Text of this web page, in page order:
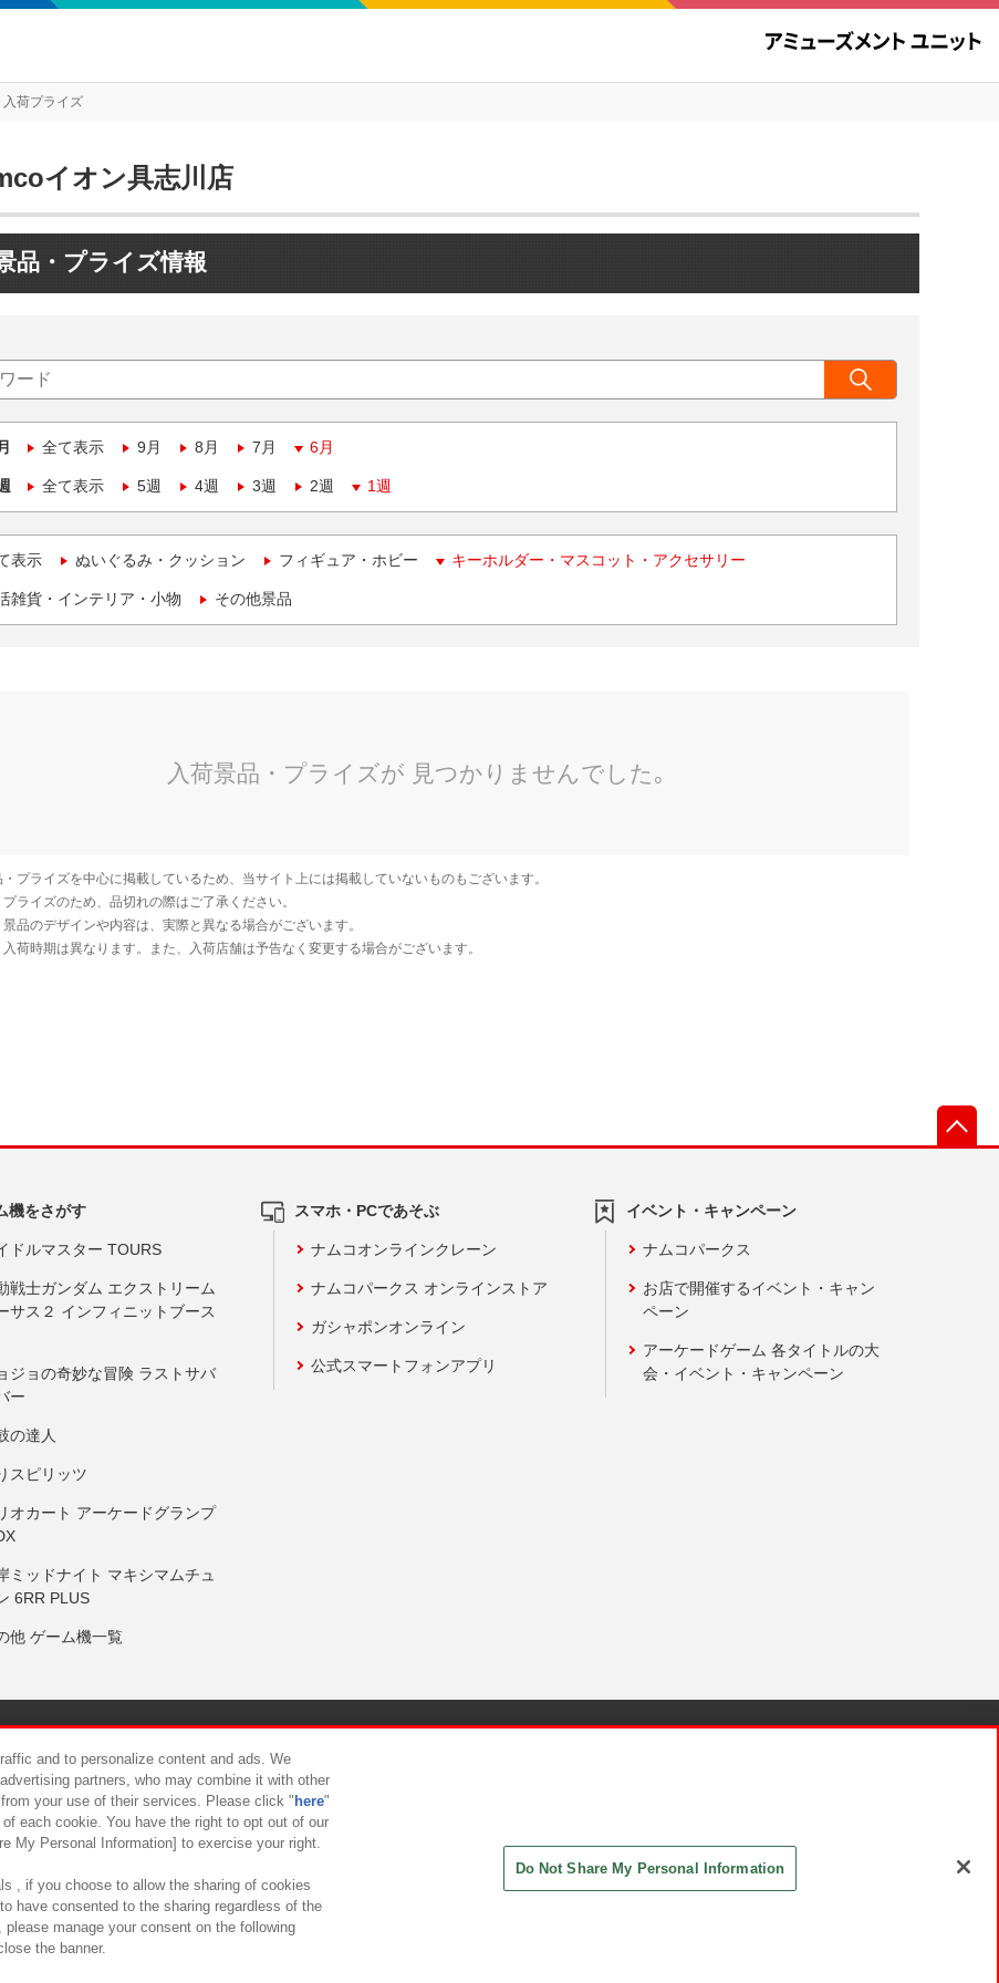
入荷プライズ
イオン具志川店
品・プライズ情報
全て表示 9月 8月 7月 6月
全て表示 5週 4週 3週 2週 1週
表示 ぬいぐるみ・クッション フィギュア・ホビー キーホルダー・マスコット・アクセサリー
雑貨・インテリア・小物 その他景品
機をさがす
ドルマスター TOURS
戦士ガンダム エクストリーム
サス２ インフィニットブース
ジョの奇妙な冒険 ラストサバ
ー
の達人
スピリッツ
オカート アーケードグランプ
ミッドナイト マキシマムチュ
6RR PLUS
他 ゲーム機一覧
スマホ・PCであそぶ
ナムコオンラインクレーン
ナムコパークス オンラインストア
ガシャポンオンライン
公式スマートフォンアプリ
イベント・キャンペーン
ナムコパークス
お店で開催するイベント・キャン
ペーン
アーケードゲーム 各タイトルの大
会・イベント・キャンペーン
供について カスタマーハラスメント対応方針
and to personalize content and ads. We
partners, who may combine it with other
your use of their services. Please click " here"
each cookie. You have the right to opt out of our
My Personal Information] to exercise your right.
, if you choose to allow the sharing of cookies
have consented to the sharing regardless of the
manage your consent on the following
the banner.
Do Not Share My Personal Information